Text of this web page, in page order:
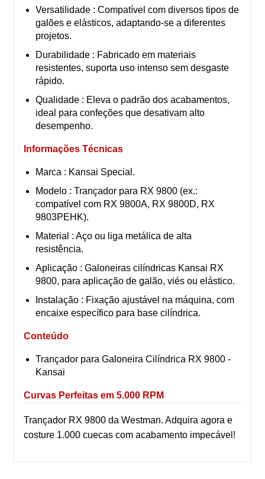
Versatilidade : Compatível com diversos tipos de
galões e elásticos, adaptando-se a diferentes
projetos.
Durabilidade : Fabricado em materiais
resistentes, suporta uso intenso sem desgaste
rápido.
Qualidade : Eleva o padrão dos acabamentos,
ideal para confeções que desativam alto
desempenho.
Informações Técnicas
Marca : Kansai Special.
Modelo : Trançador para RX 9800 (ex.:
compatível com RX 9800A, RX 9800D, RX
9803PEHK).
Material : Aço ou liga metálica de alta
resistência.
Aplicação : Galoneiras cilíndricas Kansai RX
9800, para aplicação de galão, viés ou elástico.
Instalação : Fixação ajustável na máquina, com
encaixe específico para base cilíndrica.
Conteúdo
Trançador para Galoneira Cilíndrica RX 9800 -
Kansai
Curvas Perfeitas em 5.000 RPM
Trançador RX 9800 da Westman. Adquira agora e
costure 1.000 cuecas com acabamento impecável!